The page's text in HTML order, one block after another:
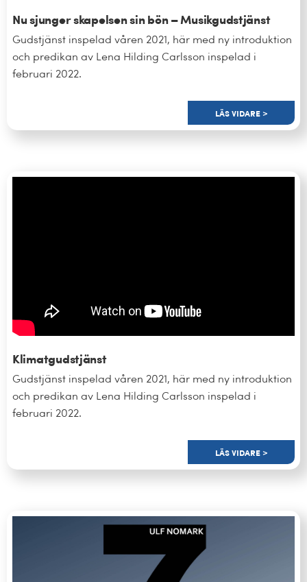
Kontakt
العربية / Arabic
EFTER:
Nu sjunger skapelsen sin bön – Musikgudstjänst
Gudstjänst inspelad våren 2021, här med ny introduktion
och predikan av Lena Hilding Carlsson inspelad i
februari 2022.
LÄS VIDARE >
Klimatgudstjänst
Gudstjänst inspelad våren 2021, här med ny introduktion
och predikan av Lena Hilding Carlsson inspelad i
februari 2022.
LÄS VIDARE >